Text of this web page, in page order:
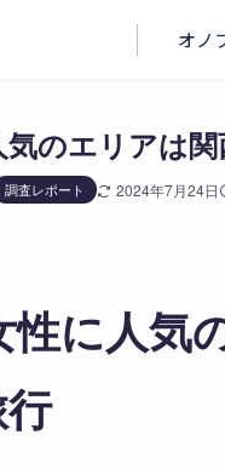
オノ
のエリアは
調査レポート 2024年7月24日
性に人気